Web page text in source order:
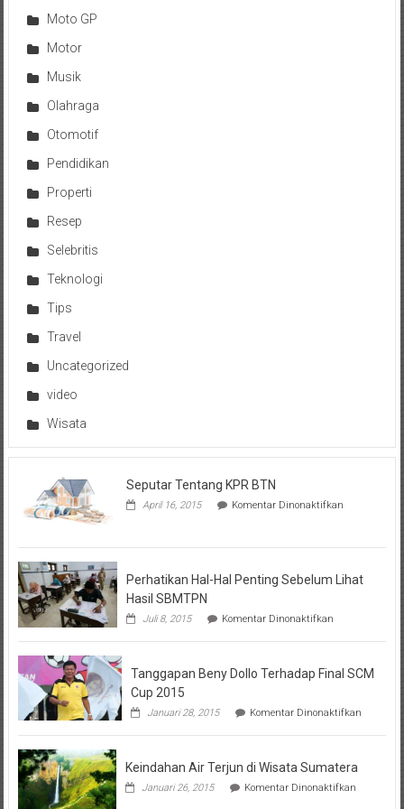
Moto GP
Motor
Musik
Olahraga
Otomotif
Pendidikan
Properti
Resep
Selebritis
Teknologi
Tips
Travel
Uncategorized
video
Wisata
Seputar Tentang KPR BTN
April 16, 2015 Komentar Dinonaktifkanpada
Perhatikan Hal-Hal Penting Sebelum Lihat
Hasil SBMTPN
Juli 8, 2015 Komentar Dinonaktifkanpada
Hal-
Penting
Hasil
Tanggapan Beny Dollo Terhadap Final SCM
Cup 2015
Januari 28, 2015 Komentar Dinonaktifkanpada
Beny
Keindahan Air Terjun di Wisata Sumatera
Januari 26, 2015 Komentar Dinonaktifkanpada